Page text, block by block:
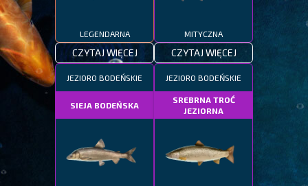
LEGENDARNA
CZYTAJ WIĘCEJ
MITYCZNA
CZYTAJ WIĘCEJ
JEZIORO BODEŃSKIE
SIEJA BODEŃSKA
JEZIORO BODEŃSKIE
SREBRNA TROĆ
JEZIORNA